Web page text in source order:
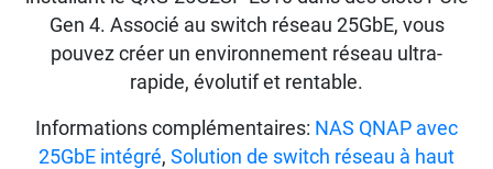
Gen 4. Associé au switch réseau 25GbE, vous
pouvez créer un environnement réseau ultra-
rapide, évolutif et rentable.
Informations complémentaires: NAS QNAP avec
25GbE intégré, Solution de switch réseau à haut